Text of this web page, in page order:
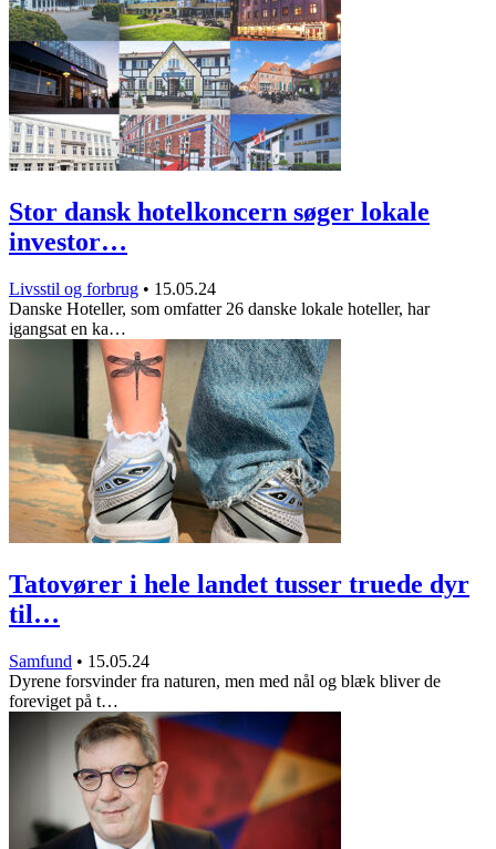
Stor dansk hotelkoncern søger lokale
investor…
Livsstil og forbrug • 15.05.24
Danske Hoteller, som omfatter 26 danske lokale hoteller, har
igangsat en ka…
Tatovører i hele landet tusser truede dyr
til…
Samfund • 15.05.24
Dyrene forsvinder fra naturen, men med nål og blæk bliver de
foreviget på t…